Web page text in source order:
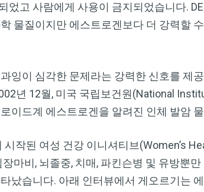
었고 사람에게 사용이 금지되었습니다.
물질이지만 에스트로겐보다 더 강력할
잉이 심각한 문제라는 강력한 신호를 제
년 12월, 미국 국립보건원(National
이드계 에스트로겐을 알려진 인체 발암
시작된 여성 건강 이니셔티브(Women’s
마비, 뇌졸중, 치매, 파킨슨병 및 유방뿐
났습니다. 아래 인터뷰에서 게오르기는